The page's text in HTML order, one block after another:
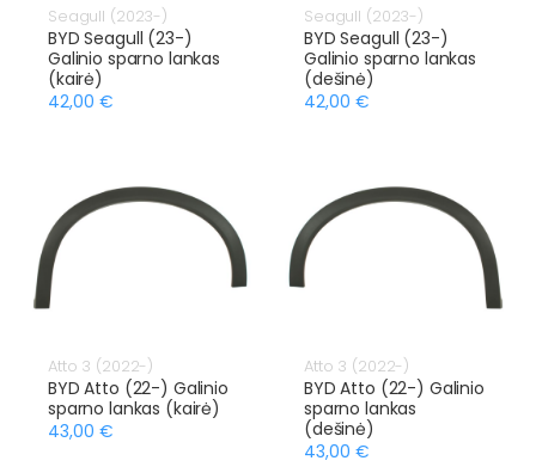
Seagull (2023-)
BYD Seagull (23-)
Galinio sparno lankas
(kairė)
42,00 €
Seagull (2023-)
BYD Seagull (23-)
Galinio sparno lankas
(dešinė)
42,00 €
Atto 3 (2022-)
BYD Atto (22-) Galinio
sparno lankas (kairė)
43,00 €
Atto 3 (2022-)
BYD Atto (22-) Galinio
sparno lankas
(dešinė)
43,00 €